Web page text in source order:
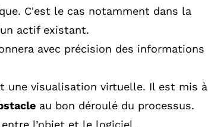
C'est le cas notamment dans la
actif existant.
avec précision des informations
une visualisation virtuelle. Il est mis à
au bon déroulé du processus.
l’objet et le logiciel.